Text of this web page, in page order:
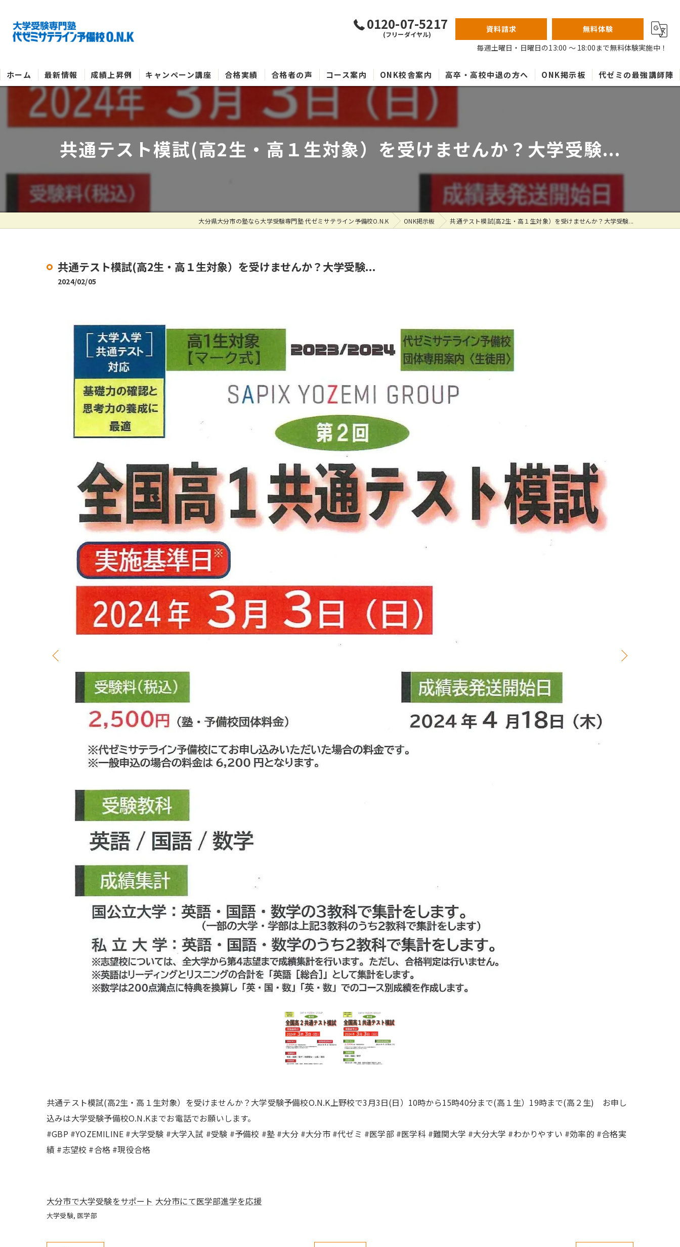
0120-07-5217
(フリーダイヤル)
資料請求
無料体験
毎週土曜日・日曜日の13:00 ～ 18:00まで無料体験実施中！
ホーム 最新情報 成績上昇例 キャンペーン講座 合格実績 合格者の声 コース案内 ONK校舎案内 高卒・高校中退の方へ ONK掲示板 代ゼミの最強講師陣
共通テスト模試(高2生・高１生対象）を受けませんか？大学受験...
大分県大分市の塾なら大学受験専門塾 代ゼミサテライン予備校O.N.K ONK掲示板 共通テスト模試(高2生・高１生対象）を受けませんか？大学受験...
共通テスト模試(高2生・高１生対象）を受けませんか？大学受験...
2024/02/05
共通テスト模試(高2生・高１生対象）を受けませんか？大学受験予備校O.N.K上野校で3月3日(日）10時から15時40分まで(高１生）19時まで(高２生) お申し
込みは大学受験予備校O.N.Kまでお電話でお願いします。
#GBP #YOZEMILINE #大学受験 #大学入試 #受験 #予備校 #塾 #大分 #大分市 #代ゼミ #医学部 #医学科 #難関大学 #大分大学 #わかりやすい #効率的 #合格実
績 #志望校 #合格 #現役合格
大分市で大学受験をサポート 大分市にて医学部進学を応援
大学受験 医学部